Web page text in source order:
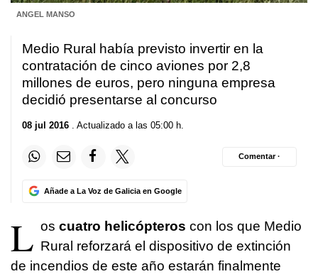
ANGEL MANSO
Medio Rural había previsto invertir en la
contratación de cinco aviones por 2,8
millones de euros, pero ninguna empresa
decidió presentarse al concurso
08 jul 2016 . Actualizado a las 05:00 h.
Añade a La Voz de Galicia en Google
Comentar ·
L os cuatro helicópteros con los que Medio
Rural reforzará el dispositivo de extinción
de incendios de este año estarán finalmente